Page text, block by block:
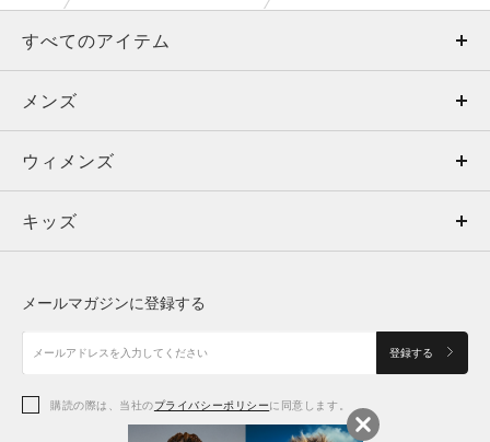
すべてのアイテム
メンズ
ウィメンズ
キッズ
アクセサリー
メンズ
トップス
ボトムス
アクセサリー
ウィメンズ
トップス
シューズ
アクセサリー
キッズ
シューズ
メールマガジンに登録する
登録する
購読の際は、当社のプライバシーポリシーに同意します。